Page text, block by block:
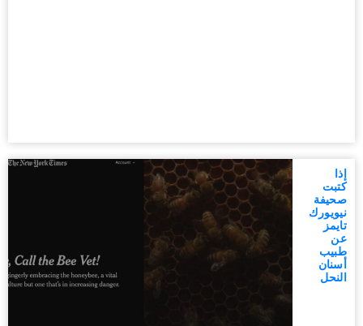
إذا
كتبت
صحيفة
نيويورك
تايمز
عن
طبيب
أسنان
النحل